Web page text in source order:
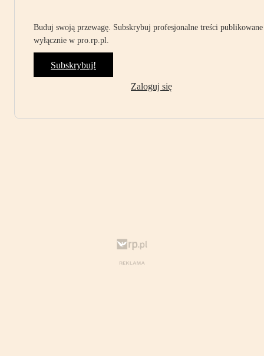
Buduj swoją przewagę. Subskrybuj profesjonalne treści publikowane
wyłącznie w pro.rp.pl.
Subskrybuj!
Zaloguj się